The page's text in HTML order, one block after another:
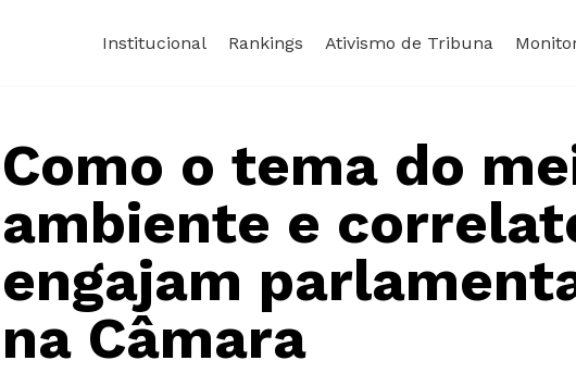
Institucional Rankings Ativismo de Tribuna
Como o tema do
ambiente e
engajam
na Câmara